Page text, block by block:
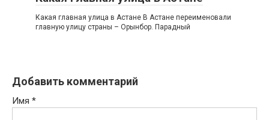
Какая главная улица в Астане В Астане переименовали
главную улицу страны – Орынбор. Парадный
Добавить комментарий
Имя *